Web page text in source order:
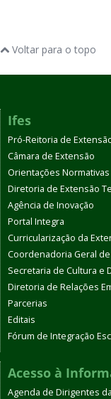
Voltar para o topo
Ifes
Pró-Reitoria de
Câmara de Extensão
Orientações Normativas
Diretoria de Extensão
Agência de Inovação
Portal Integra
Curricularização da
Coordenadoria Geral
Secretaria de Cultura e
Diretoria de Relações
Parcerias
Editais
Fórum de Integração
Acesso à
Agenda de Dirigentes